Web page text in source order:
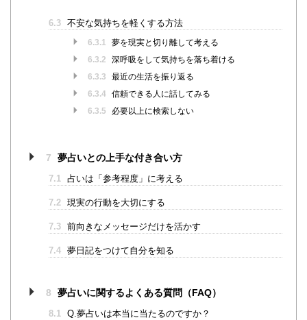
6.3 不安な気持ちを軽くする方法
6.3.1
夢を現実と切り離して考える
6.3.2
深呼吸をして気持ちを落ち着ける
6.3.3
最近の生活を振り返る
6.3.4
信頼できる人に話してみる
6.3.5
必要以上に検索しない
7 夢占いとの上手な付き合い方
7.1 占いは「参考程度」に考える
7.2 現実の行動を大切にする
7.3 前向きなメッセージだけを活かす
7.4 夢日記をつけて自分を知る
8 夢占いに関するよくある質問（FAQ）
8.1 Q.夢占いは本当に当たるのですか？